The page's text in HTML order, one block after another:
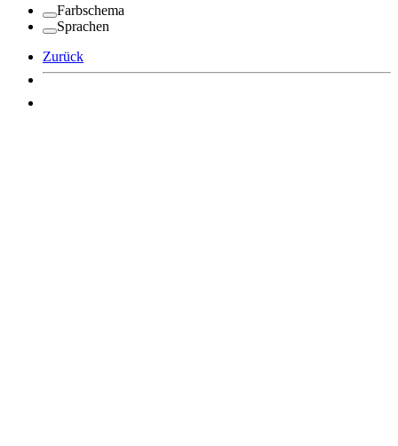
Farbschema
Sprachen
Zurück